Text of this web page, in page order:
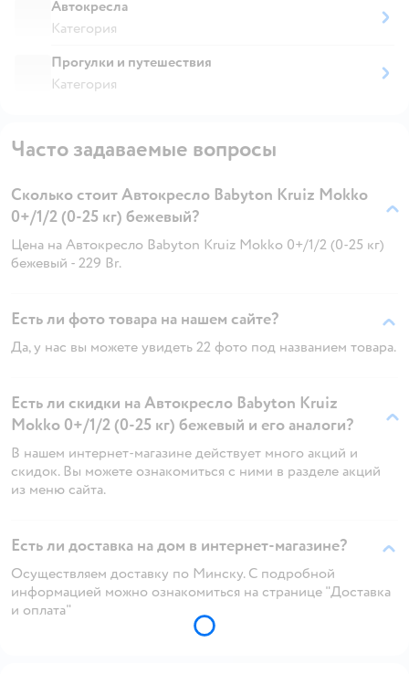
Автокресла
Категория
Прогулки и путешествия
Категория
Часто задаваемые вопросы
Сколько стоит Автокресло Babyton Kruiz Mokko
0+/1/2 (0-25 кг) бежевый?
Цена на Автокресло Babyton Kruiz Mokko 0+/1/2 (0-25 кг)
бежевый - 229 Br.
Есть ли фото товара на нашем сайте?
Да, у нас вы можете увидеть 22 фото под названием товара.
Есть ли скидки на Автокресло Babyton Kruiz
Mokko 0+/1/2 (0-25 кг) бежевый и его аналоги?
В нашем интернет-магазине действует много акций и
скидок. Вы можете ознакомиться с ними в разделе акций
из меню сайта.
Есть ли доставка на дом в интернет-магазине?
Осуществляем доставку по Минску. С подробной
информацией можно ознакомиться на странице "Доставка
и оплата"